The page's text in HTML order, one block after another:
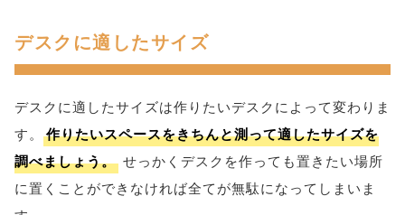
デスクに適したサイズ
デスクに適したサイズは作りたいデスクによって変わりま
す。
作りたいスペースをきちんと測って適したサイズを
調べましょう。 せっかくデスクを作っても置きたい場所
に置くことができなければ全てが無駄になってしまいま